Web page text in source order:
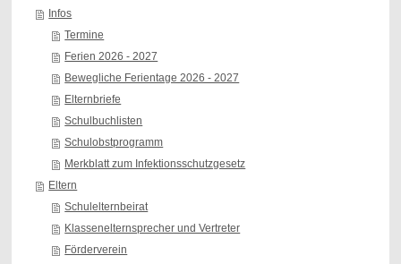
Infos
Termine
Ferien 2026 - 2027
Bewegliche Ferientage 2026 - 2027
Elternbriefe
Schulbuchlisten
Schulobstprogramm
Merkblatt zum Infektionsschutzgesetz
Eltern
Schulelternbeirat
Klassenelternsprecher und Vertreter
Förderverein